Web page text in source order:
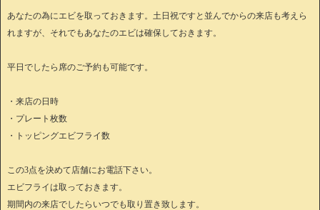
あなたの為にエビを取っておきます。土日祝ですと並んでからの来店も考えら
れますが、それでもあなたのエビは確保しておきます。
平日でしたら席のご予約も可能です。
・来店の日時
・プレート枚数
・トッピングエビフライ数
この3点を決めて店舗にお電話下さい。
エビフライは取っておきます。
期間内の来店でしたらいつでも取り置き致します。